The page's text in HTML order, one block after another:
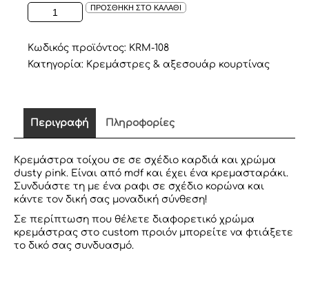
ΚΡΕΜΑΣΤΡΑ
ΤΟΙΧΟΥ
ΣΧΕΔΙΟ
ΚΑΡΔΙΑ
DUSTY
ΠΡΟΣΘΗΚΗ ΣΤΟ ΚΑΛΑΘΙ
Κωδικός προϊόντος: KRM-108
Κατηγορία: Κρεμάστρες & αξεσουάρ κουρτίνας
Περιγραφή Πληροφορίες
Κρεμάστρα τοίχου σε σε σχέδιο καρδιά και χρώμα
dusty pink. Είναι από mdf και έχει ένα κρεμασταράκι.
Συνδυάστε τη με ένα ραφι σε σχέδιο κορώνα και
κάντε τον δική σας μοναδική σύνθεση!
Σε περίπτωση που θέλετε διαφορετικό χρώμα
κρεμάστρας στο custom προιόν μπορείτε να φτιάξετε
το δικό σας συνδυασμό.